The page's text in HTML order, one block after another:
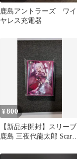
鹿島アントラーズ ワイ
ヤレス充電器
¥800
【新品未開封】スリーブ
鹿島 三夜代龍太郎 Scarlet